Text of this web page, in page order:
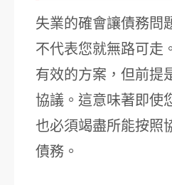
失業的確會讓債務問
不代表您就無路可走
有效的方案，但前提
協議。這意味著即使
也必須竭盡所能按照
債務。